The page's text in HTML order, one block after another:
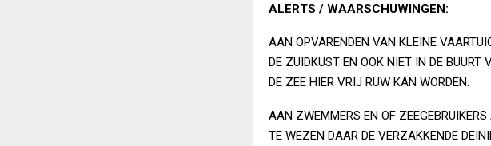
ALERTS / WAARSCHUWINGEN:
AAN OPVARENDEN VAN KLEINE
DE ZUIDKUST EN OOK NIET IN DE BUURT
DE ZEE HIER VRIJ RUW KAN WORDEN.
AAN ZWEMMERS EN OF
TE WEZEN DAAR DE VERZAKKENDE